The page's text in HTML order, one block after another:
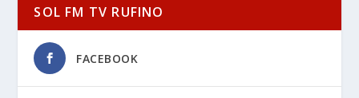
SOL FM TV RUFINO
FACEBOOK